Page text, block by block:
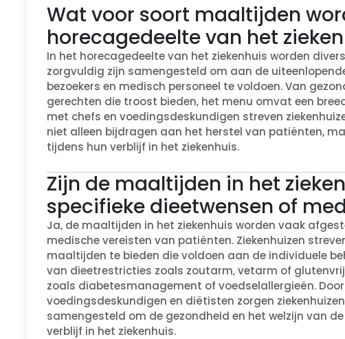
Wat voor soort maaltijden
horecagedeelte van het
In het horecagedeelte van het ziekenhuis worden
zorgvuldig zijn samengesteld om aan de
bezoekers en medisch personeel te voldoen. Van
gerechten die troost bieden, het menu omvat een
met chefs en voedingsdeskundigen streven
niet alleen bijdragen aan het herstel van patiënten,
tijdens hun verblijf in het ziekenhuis.
Zijn de maaltijden in het
specifieke dieetwensen of
Ja, de maaltijden in het ziekenhuis worden vaak
medische vereisten van patiënten. Ziekenhuizen
maaltijden te bieden die voldoen aan de individuele
van dieetrestricties zoals zoutarm, vetarm of
zoals diabetesmanagement of voedselallergieën.
voedingsdeskundigen en diëtisten zorgen
samengesteld om de gezondheid en het welzijn van
verblijf in het ziekenhuis.